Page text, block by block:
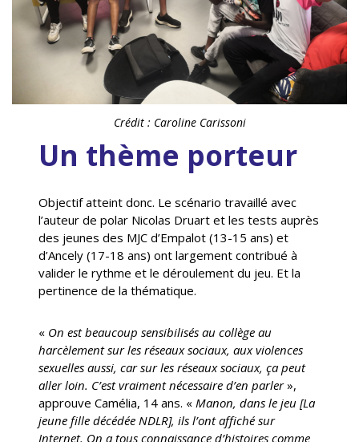
Crédit : Caroline Carissoni
Un thème porteur
Objectif atteint donc. Le scénario travaillé avec
l’auteur de polar Nicolas Druart et les tests auprès
des jeunes des MJC d’Empalot (13-15 ans) et
d’Ancely (17-18 ans) ont largement contribué à
valider le rythme et le déroulement du jeu. Et la
pertinence de la thématique.
« On est beaucoup sensibilisés au collège au
harcèlement sur les réseaux sociaux, aux violences
sexuelles aussi, car sur les réseaux sociaux, ça peut
aller loin. C’est vraiment nécessaire d’en parler»,
approuve Camélia, 14 ans. « Manon, dans le jeu [La
jeune fille décédée NDLR], ils l’ont affiché sur
Internet. On a tous connaissance d’histoires comme